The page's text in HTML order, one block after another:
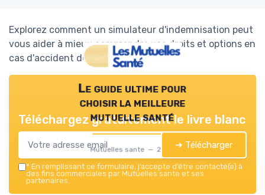
Explorez comment un simulateur d'indemnisation peut
vous aider à mieux comprendre vos droits et options en
cas d'accident de la vie.
Le guide ultime pour
choisir la meilleure
mutuelle santé
Mutuelles sante — 2026
Téléchargez gratuitement le livre blanc
➔ Télécharger
* En remplissant ce formulaire, j’accepte d’être contacté(e) à
des fins commerciales par Mutuelles sante et ses
partenaires.